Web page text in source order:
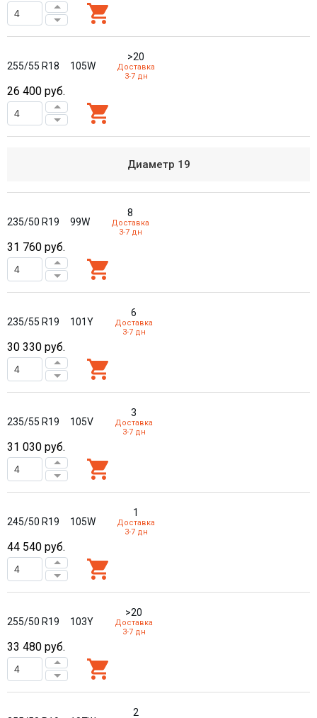
255/55 R18 105W
>20
Доставка
3-7 дн
26 400 руб.
Диаметр 19
235/50 R19 99W
8
Доставка
3-7 дн
31 760 руб.
235/55 R19 101Y
6
Доставка
3-7 дн
30 330 руб.
235/55 R19 105V
3
Доставка
3-7 дн
31 030 руб.
245/50 R19 105W
1
Доставка
3-7 дн
44 540 руб.
255/50 R19 103Y
>20
Доставка
3-7 дн
33 480 руб.
2